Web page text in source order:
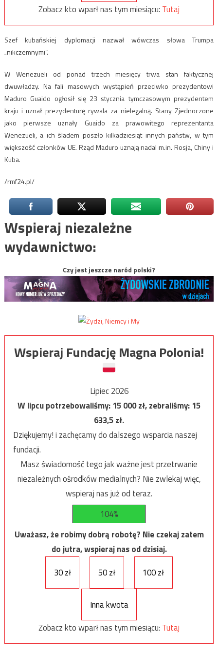
Zobacz kto wparł nas tym miesiącu: Tutaj
Szef kubańskiej dyplomacji nazwał wówczas słowa Trumpa
„nikczemnymi”.
W Wenezueli od ponad trzech miesięcy trwa stan faktycznej
dwuwładzy. Na fali masowych wystąpień przeciwko prezydentowi
Maduro Guaido ogłosił się 23 stycznia tymczasowym prezydentem
kraju i uznał prezydenturę rywala za nielegalną. Stany Zjednoczone
jako pierwsze uznały Guaido za prawowitego reprezentanta
Wenezueli, a ich śladem poszło kilkadziesiąt innych państw, w tym
większość członków UE. Rząd Maduro uznają nadal m.in. Rosja, Chiny i
Kuba.
/rmf24.pl/
Wspieraj niezależne
wydawnictwo:
Czy jest jeszcze naród polski?
Wspieraj Fundację Magna Polonia!
Lipiec 2026
W lipcu potrzebowaliśmy:15 000zł, zebraliśmy:15
633,5zł.
Dziękujemy! i zachęcamy do dalszego wsparcia naszej
fundacji.
Masz świadomość tego jak ważne jest przetrwanie
niezależnych ośrodków medialnych? Nie zwlekaj więc,
wspieraj nas już od teraz.
104%
Uważasz, że robimy dobrą robotę? Nie czekaj zatem
do jutra, wspieraj nas od dzisiaj.
30 zł
50 zł 100 zł
Inna kwota
Zobacz kto wparł nas tym miesiącu: Tutaj